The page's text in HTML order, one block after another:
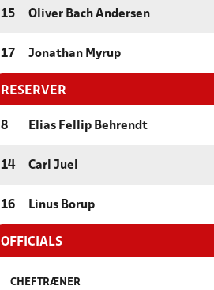
15 Oliver Bach Andersen
17 Jonathan Myrup
RESERVER
8 Elias Fellip Behrendt
14 Carl Juel
16 Linus Borup
OFFICIALS
CHEFTRÆNER